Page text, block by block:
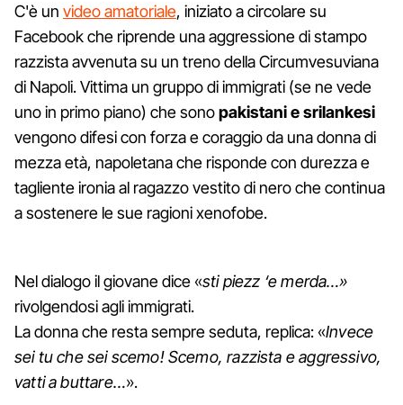
C'è un video amatoriale, iniziato a circolare su
Facebook che riprende una aggressione di stampo
razzista avvenuta su un treno della Circumvesuviana
di Napoli. Vittima un gruppo di immigrati (se ne vede
uno in primo piano) che sonopakistani e srilankesi
vengono difesi con forza e coraggio da una donna di
mezza età, napoletana che risponde con durezza e
tagliente ironia al ragazzo vestito di nero che continua
a sostenere le sue ragioni xenofobe.
Nel dialogo il giovane dice «sti piezz ‘e merda…»
rivolgendosi agli immigrati.
La donna che resta sempre seduta, replica: «Invece
sei tu che sei scemo! Scemo, razzista e aggressivo,
vatti a buttare…».